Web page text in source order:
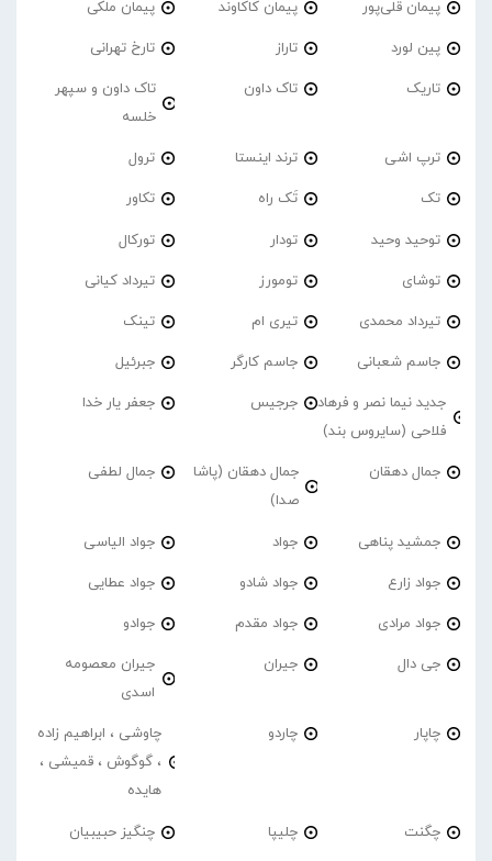
پیمان قلی‌پور پیمان کاکاوند پیمان ملکی
پین لورد تاراز تارخ تهرانی
تاریک تاک داون
تاک داون و سپهر
خلسه
ترپ اشی ترند اینستا ترول
تک تَک راه تکاور
توحید وحید تودار تورکال
توشای تومورز تیرداد کیانی
تیرداد محمدی تیری ام تینک
جاسم شعبانی جاسم کارگر جبرئیل
جدید نیما نصر و فرهاد
فلاحی (سایروس بند)
جرجیس جعفر یار خدا
جمال دهقان
جمال دهقان (پاشا
صدا)
جمال لطفی
جمشید پناهی جواد جواد الیاسی
جواد زارع جواد شادو جواد عطایی
جواد مرادی جواد مقدم جوادو
جی دال جیران
جیران معصومه
اسدی
چاپار چاردو
چاوشی ، ابراهیم زاده
، گوگوش ، قمیشی ،
هایده
چگنت چلیپا چنگیز حبیبیان